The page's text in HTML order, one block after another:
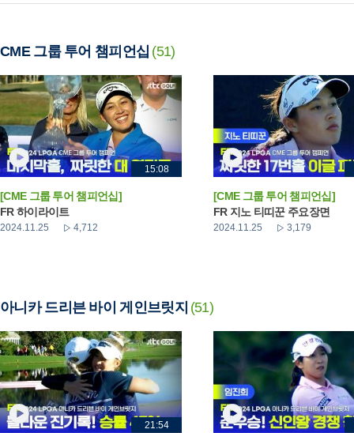
CME 그룹 투어 챔피언십 (51)
15:08
[CME 그룹 투어 챔피언십]
FR 하이라이트
2024.11.25 4,712
[CME 그룹 투어 챔피언십]
FR 지노 티띠꾼 주요장면
2024.11.25 3,179
아니카 드리븐 바이 게인브릿지 (51)
21:54